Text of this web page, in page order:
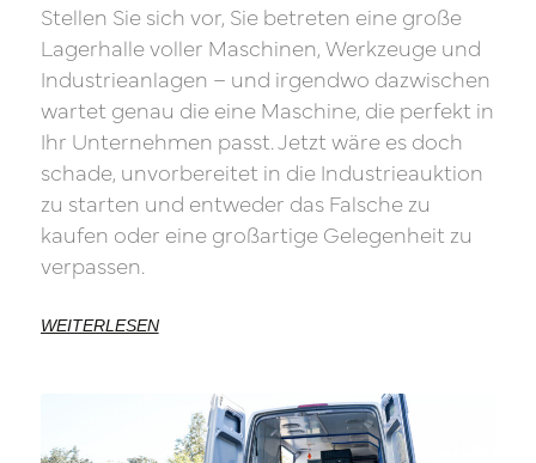
Stellen Sie sich vor, Sie betreten eine große
Lagerhalle voller Maschinen, Werkzeuge und
Industrieanlagen – und irgendwo dazwischen
wartet genau die eine Maschine, die perfekt in
Ihr Unternehmen passt. Jetzt wäre es doch
schade, unvorbereitet in die Industrieauktion
zu starten und entweder das Falsche zu
kaufen oder eine großartige Gelegenheit zu
verpassen.
WEITERLESEN